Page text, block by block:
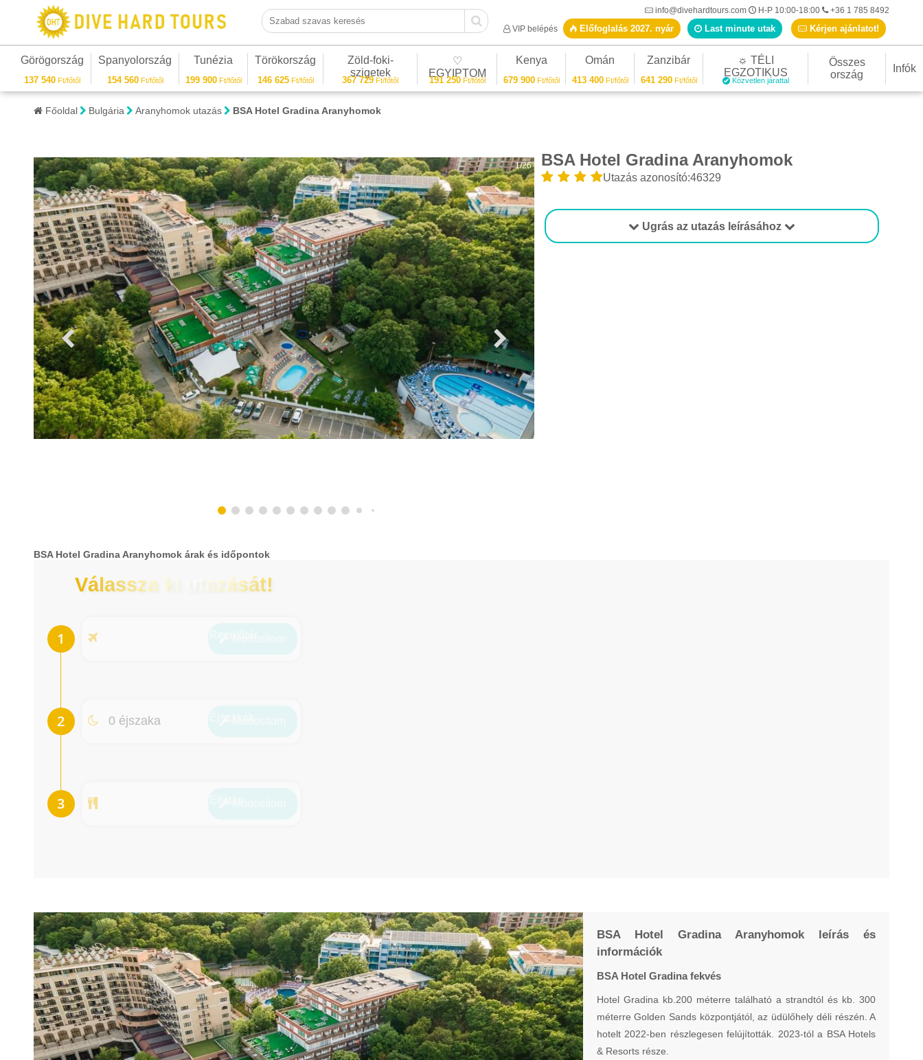
Szabad szavas keresés
info@divehardtours.com H-P 10:00-18:00
+36 1 785 8492
VIP belépés
Előfoglalás 2027. nyár Last minute utak Kérjen ajánlatot!
Görögország
137 540 Ft/főtől
Spanyolország
154 560Ft/főtől
Tunézia
199 900Ft/főtől
Törökország
146 625Ft/főtől
Zöld-foki-
szigetek
367 729 Ft/főtől
♡
EGYIPTOM
191 250Ft/főtől
Kenya
679 900Ft/főtől
Omán
413 400Ft/főtől
Zanzibár
641 290Ft/főtől
☼ TÉLI
EGZOTIKUS
Közvetlen járattal
Összes
ország
Infók
Főoldal Bulgária Aranyhomok utazás BSA Hotel Gradina Aranyhomok
BSA Hotel Gradina Aranyhomok
Utazás azonosító:46329
Ugrás az utazás leírásához
1/26
BSA Hotel Gradina Aranyhomok árak és időpontok
Válassza ki utazását!
0 éjszaka
BSA Hotel Gradina Aranyhomok leírás és
információk
BSA Hotel Gradina fekvés
Hotel Gradina kb.200 méterre található a strandtól és kb. 300
méterre Golden Sands központjától, az üdülőhely déli részén. A
hotelt 2022-ben részlegesen felújították. 2023-tól a BSA Hotels
& Resorts része.